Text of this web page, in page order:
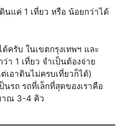
นแค่ 1 เที่ยว หรือ น้อยกว่าได้
ด้ครับ ในเขตกรุงเทพฯ และ
1 เที่ยว จำเป็นต้องจ่าย
เอาดินไม่ครบเที่ยวก็ได้)
นรถ รถที่เล็กที่สุดของเราคือ
าณ 3-4 คิว